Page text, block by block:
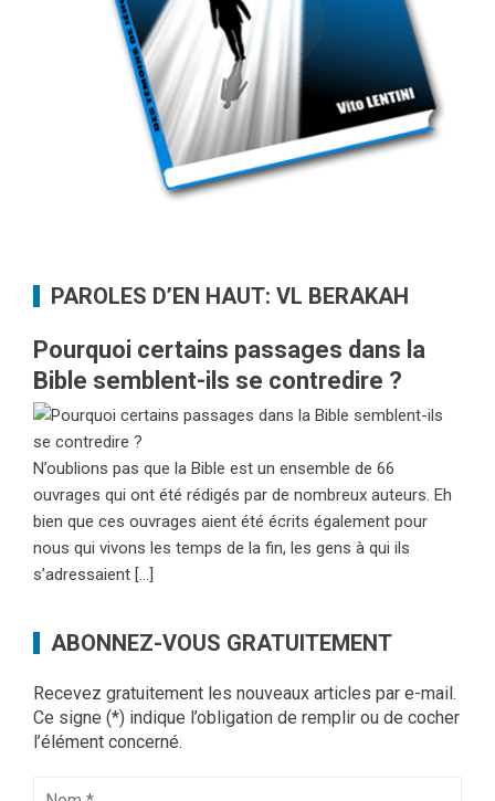
PAROLES D’EN HAUT: VL BERAKAH
Pourquoi certains passages dans la
Bible semblent-ils se contredire ?
N’oublions pas que la Bible est un ensemble de 66
ouvrages qui ont été rédigés par de nombreux auteurs. Eh
bien que ces ouvrages aient été écrits également pour
nous qui vivons les temps de la fin, les gens à qui ils
s’adressaient […]
ABONNEZ-VOUS GRATUITEMENT
Recevez gratuitement les nouveaux articles par e-mail.
Ce signe (*) indique l’obligation de remplir ou de cocher
l’élément concerné.